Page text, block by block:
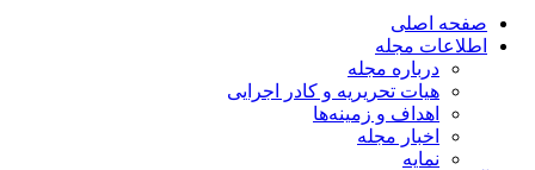
صفحه اصلی
اطلاعات مجله
درباره مجله
هیات تحریریه و کادر اجرایی
اهداف و زمینه‌ها
اخبار مجله
نمایه